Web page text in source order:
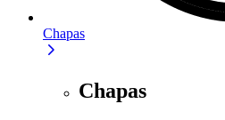
Chapas
Chapas